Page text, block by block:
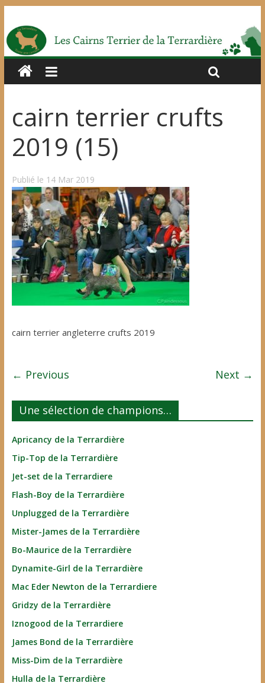
cairn terrier crufts
2019 (15)
Publié le 14 Mar 2019
cairn terrier angleterre crufts 2019
← Previous Next →
Une sélection de champions…
Apricancy de la Terrardière
Tip-Top de la Terrardière
Jet-set de la Terrardiere
Flash-Boy de la Terrardière
Unplugged de la Terrardière
Mister-James de la Terrardière
Bo-Maurice de la Terrardière
Dynamite-Girl de la Terrardière
Mac Eder Newton de la Terrardiere
Gridzy de la Terrardière
Iznogood de la Terrardiere
James Bond de la Terrardière
Miss-Dim de la Terrardière
Hulla de la Terrardière